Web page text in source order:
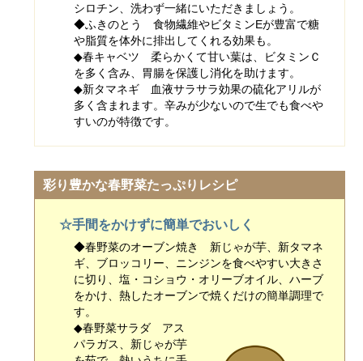
シロチン、洗わず一緒にいただきましょう。
◆ふきのとう 食物繊維やビタミンEが豊富で糖
や脂質を体外に排出してくれる効果も。
◆春キャベツ 柔らかくて甘い葉は、ビタミンＣ
を多く含み、胃腸を保護し消化を助けます。
◆新タマネギ 血液サラサラ効果の硫化アリルが
多く含まれます。辛みが少ないので生でも食べや
すいのが特徴です。
彩り豊かな春野菜たっぷりレシピ
☆手間をかけずに簡単でおいしく
◆春野菜のオーブン焼き 新じゃが芋、新タマネ
ギ、ブロッコリー、ニンジンを食べやすい大きさ
に切り、塩・コショウ・オリーブオイル、ハーブ
をかけ、熱したオーブンで焼くだけの簡単調理で
す。
◆春野菜サラダ アス
パラガス、新じゃが芋